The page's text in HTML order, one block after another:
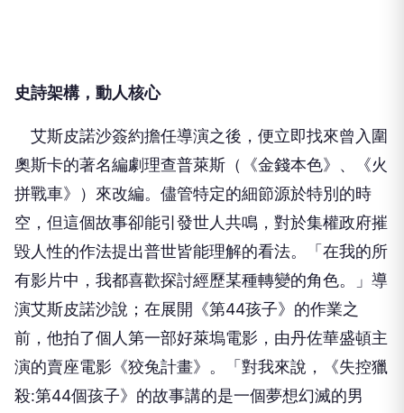
史詩架構， 動人核心
艾斯皮諾沙簽約擔任導演之後，便立即找來曾入圍
奧斯卡的著名編劇理查普萊斯（《金錢本色》、《火
拼戰車》）來改編。儘管特定的細節源於特別的時
空，但這個故事卻能引發世人共鳴，對於集權政府摧
毀人性的作法提出普世皆能理解的看法。「在我的所
有影片中，我都喜歡探討經歷某種轉變的角色。」導
演艾斯皮諾沙說；在展開《第44孩子》的作業之
前，他拍了個人第一部好萊塢電影，由丹佐華盛頓主
演的賣座電影《狡兔計畫》。「對我來說，《失控獵
殺:第44個孩子》的故事講的是一個夢想幻滅的男